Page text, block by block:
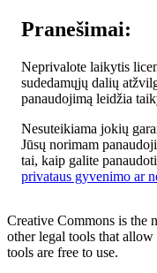
Pranešimai:
Neprivalote laikytis
sudedamųjų dalių
panaudojimą leidžia
Nesuteikiama jokių
Jūsų norimam
tai, kaip galite
privataus gyvenimo ar
Creative Commons is the
other legal tools that
tools are free to use.